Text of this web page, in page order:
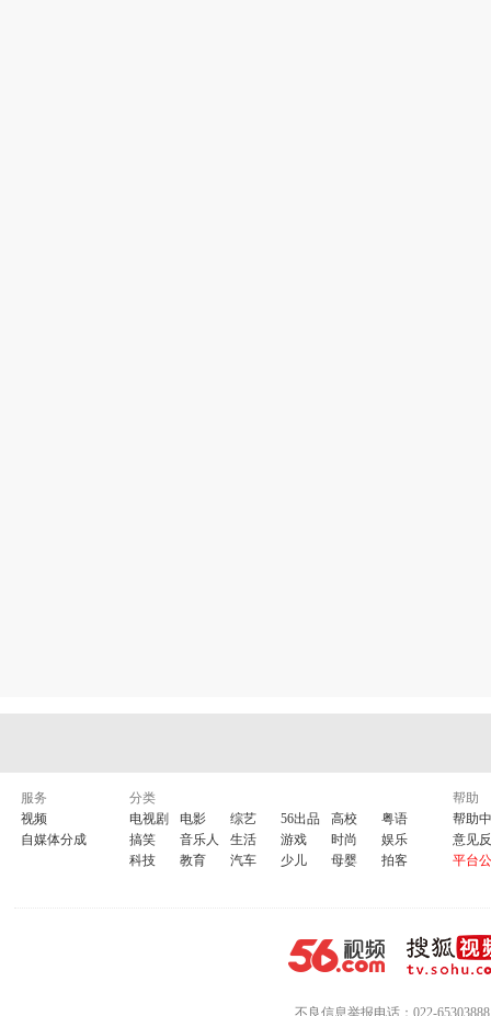
服务
视频
自媒体分成
分类
电视剧
电影 综艺 56出品 高校
粤语
搞笑
音乐人 生活 游戏 时尚
娱乐
科技
教育 汽车 少儿 母婴 拍客
帮助
帮助
意见
平台
不良信息举报电话：022-65303888